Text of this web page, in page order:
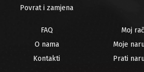
Povrat i zamjena
FAQ
O nama
Kontakti
Moj
Moje
Prati